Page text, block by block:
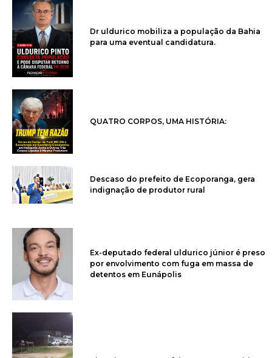
Dr uldurico mobiliza a população da Bahia
para uma eventual candidatura.
QUATRO CORPOS, UMA HISTÓRIA:
Descaso do prefeito de Ecoporanga, gera
indignação de produtor rural
Ex-deputado federal uldurico júnior é preso
por envolvimento com fuga em massa de
detentos em Eunápolis